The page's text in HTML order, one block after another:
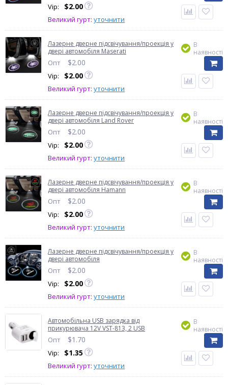
Vip: $2.00
Великий гурт: уточнити
Лазерне дверне підсвічування/проекція у
двері автомобіля Maserati
Опт $2.00
Vip: $2.00
Великий гурт: уточнити
В
наявності
Лазерне дверне підсвічування/проекція у
двері автомобіля Land Rover
Опт $2.00
Vip: $2.00
Великий гурт: уточнити
В
наявності
Лазерне дверне підсвічування/проекція у
двері автомобіля Hamann
Опт $2.00
Vip: $2.00
Великий гурт: уточнити
В
наявності
Лазерне дверне підсвічування/проекція у
двері автомобіля
Опт $2.00
Vip: $2.00
Великий гурт: уточнити
В
наявності
Автомобільна USB зарядка від
прикурювача 12V VST-813, 2 USB
Опт $1.70
Vip: $1.35
Великий гурт: уточнити
В
наявності